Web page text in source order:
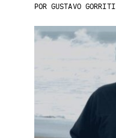
POR GUSTAVO GORRITI